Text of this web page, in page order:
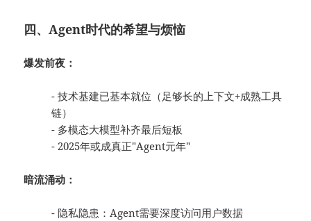
四、Agent时代的希望与烦恼
爆发前夜：
- 技术基建已基本就位（足够长的上下文+成熟工具
链）
- 多模态大模型补齐最后短板
- 2025年或成真正"Agent元年"
暗流涌动：
- 隐私隐患：Agent需要深度访问用户数据